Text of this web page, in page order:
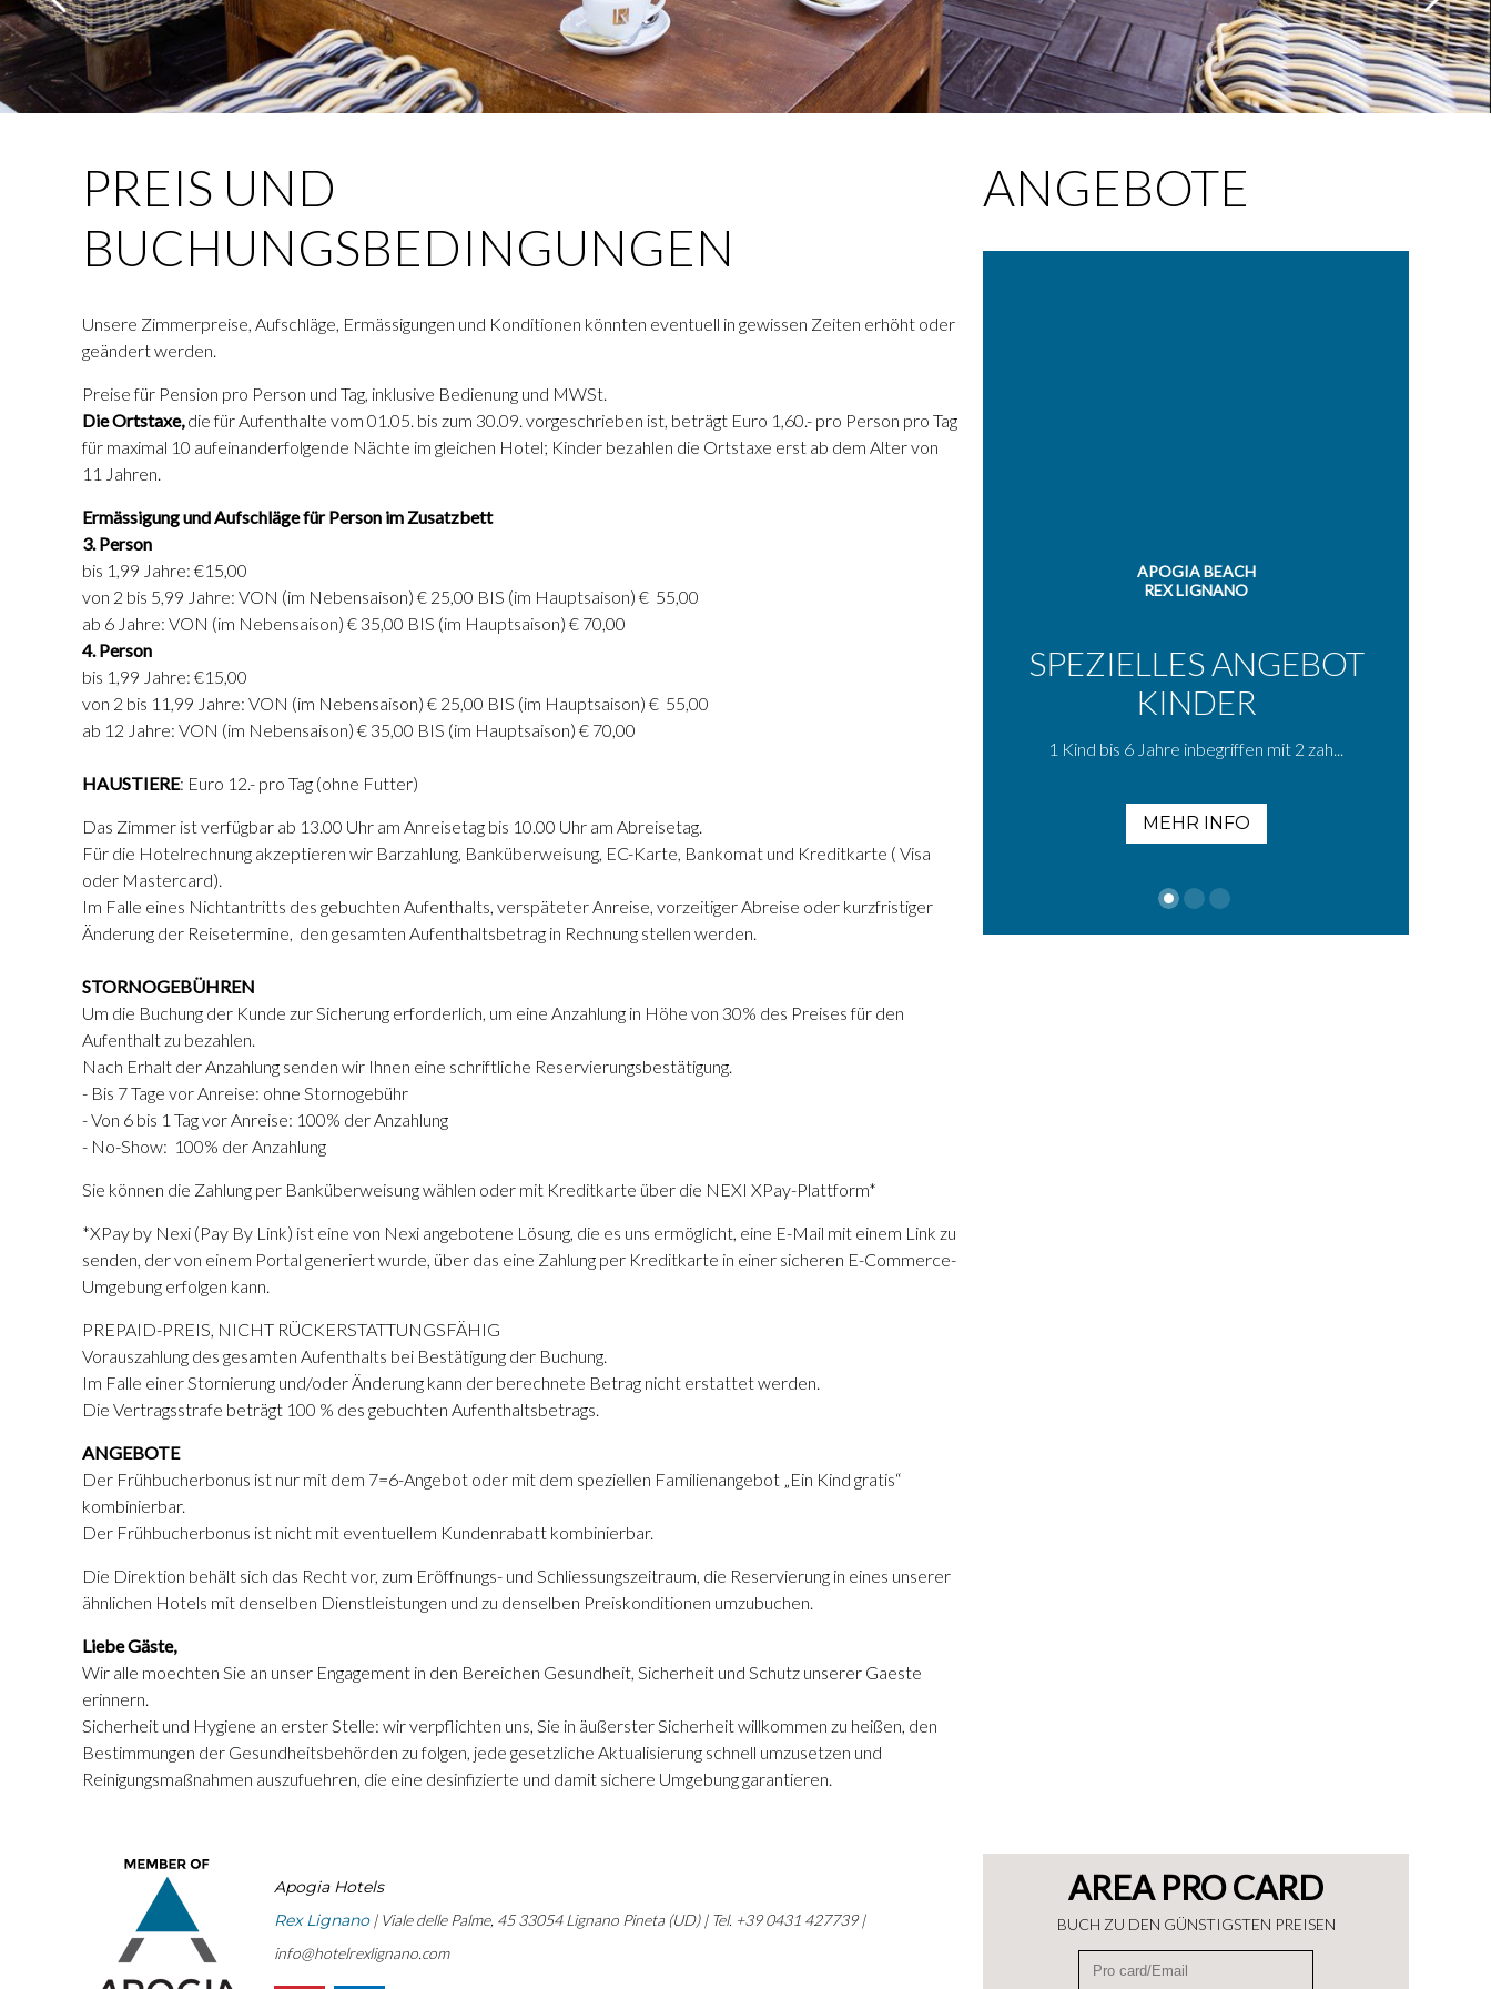
PREIS UND
BUCHUNGSBEDINGUNGEN
Unsere Zimmerpreise, Aufschläge, Ermässigungen und Konditionen könnten eventuell in gewissen Zeiten erhöht oder
geändert werden.
Preise für Pension pro Person und Tag, inklusive Bedienung und MWSt.
Die Ortstaxe,die für Aufenthalte vom 01.05. bis zum 30.09. vorgeschrieben ist, beträgt Euro 1,60.- pro Person pro Tag
für maximal 10 aufeinanderfolgende Nächte im gleichen Hotel; Kinder bezahlen die Ortstaxe erst ab dem Alter von
11 Jahren.
Ermässigung und Aufschläge für Person im Zusatzbett
3. Person
bis 1,99 Jahre: €15,00
von 2 bis 5,99 Jahre: VON (im Nebensaison) € 25,00 BIS (im Hauptsaison) € 55,00
ab 6 Jahre: VON (im Nebensaison) € 35,00 BIS (im Hauptsaison) € 70,00
4. Person
bis 1,99 Jahre: €15,00
von 2 bis 11,99 Jahre: VON (im Nebensaison) € 25,00 BIS (im Hauptsaison) € 55,00
ab 12 Jahre: VON (im Nebensaison) € 35,00 BIS (im Hauptsaison) € 70,00
HAUSTIERE: Euro 12.- pro Tag (ohne Futter)
Das Zimmer ist verfügbar ab 13.00 Uhr am Anreisetag bis 10.00 Uhr am Abreisetag.
Für die Hotelrechnung akzeptieren wir Barzahlung, Banküberweisung, EC-Karte, Bankomat und Kreditkarte ( Visa
oder Mastercard).
Im Falle eines Nichtantritts des gebuchten Aufenthalts, verspäteter Anreise, vorzeitiger Abreise oder kurzfristiger
Änderung der Reisetermine, den gesamten Aufenthaltsbetrag in Rechnung stellen werden.
STORNOGEBÜHREN
Um die Buchung der Kunde zur Sicherung erforderlich, um eine Anzahlung in Höhe von 30% des Preises für den
Aufenthalt zu bezahlen.
Nach Erhalt der Anzahlung senden wir Ihnen eine schriftliche Reservierungsbestätigung.
- Bis 7 Tage vor Anreise: ohne Stornogebühr
- Von 6 bis 1 Tag vor Anreise: 100% der Anzahlung
- No-Show: 100% der Anzahlung
Sie können die Zahlung per Banküberweisung wählen oder mit Kreditkarte über die NEXI XPay-Plattform*
*XPay by Nexi (Pay By Link) ist eine von Nexi angebotene Lösung, die es uns ermöglicht, eine E-Mail mit einem Link zu
senden, der von einem Portal generiert wurde, über das eine Zahlung per Kreditkarte in einer sicheren E-Commerce-
Umgebung erfolgen kann.
PREPAID-PREIS, NICHT RÜCKERSTATTUNGSFÄHIG
Vorauszahlung des gesamten Aufenthalts bei Bestätigung der Buchung.
Im Falle einer Stornierung und/oder Änderung kann der berechnete Betrag nicht erstattet werden.
Die Vertragsstrafe beträgt 100 % des gebuchten Aufenthaltsbetrags.
ANGEBOTE
Der Frühbucherbonus ist nur mit dem 7=6-Angebot oder mit dem speziellen Familienangebot „Ein Kind gratis“
kombinierbar.
Der Frühbucherbonus ist nicht mit eventuellem Kundenrabatt kombinierbar.
Die Direktion behält sich das Recht vor, zum Eröffnungs- und Schliessungszeitraum, die Reservierung in eines unserer
ähnlichen Hotels mit denselben Dienstleistungen und zu denselben Preiskonditionen umzubuchen.
Liebe Gäste,
Wir alle moechten Sie an unser Engagement in den Bereichen Gesundheit, Sicherheit und Schutz unserer Gaeste
erinnern.
Sicherheit und Hygiene an erster Stelle: wir verpflichten uns, Sie in äußerster Sicherheit willkommen zu heißen, den
Bestimmungen der Gesundheitsbehörden zu folgen, jede gesetzliche Aktualisierung schnell umzusetzen und
Reinigungsmaßnahmen auszufuehren, die eine desinfizierte und damit sichere Umgebung garantieren.
ANGEBOTE
APOGIA BEACH
REX LIGNANO
SPEZIELLES ANGEBOT
KINDER
1 Kind bis 6 Jahre inbegriffen mit 2 zah...
MEHR INFO
AREA PRO CARD
BUCH ZU DEN GÜNSTIGSTEN PREISEN
Apogia Hotels
Rex Lignano| Viale delle Palme, 45 33054 Lignano Pineta (UD) | Tel. +39 0431 427739 |
info@hotelrexlignano.com